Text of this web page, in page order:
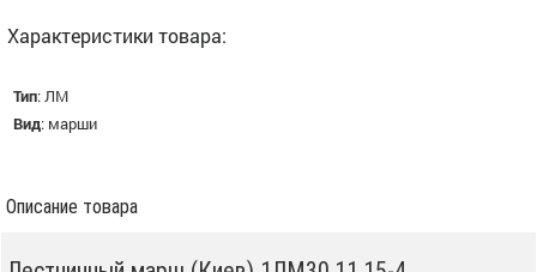
Характеристики товара:
Тип: ЛМ
Вид: марши
Описание товара